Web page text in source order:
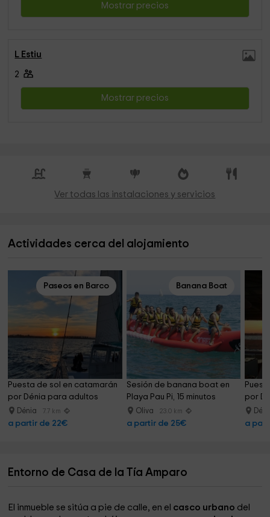
Mostrar precios
L Estiu
2
Mostrar precios
Ver todas las instalaciones y servicios
Actividades cerca del alojamiento
Paseos en Barco
Puesta de sol en catamarán
por Dénia para adultos
Dénia 7.7 km
a partir de 22€
Banana Boat
Sesión de banana boat en
Playa Pau Pi, 15 minutos
Oliva 23.0 km
a partir de 25€
por
a
Entorno de Casa de la Tía Amparo
El inmueble se sitúa a pie de calle, en el casco urbano del